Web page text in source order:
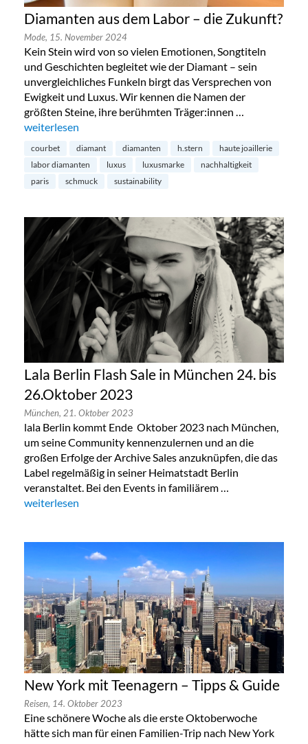
Diamanten aus dem Labor – die Zukunft?
Mode, 15. November 2024
Kein Stein wird von so vielen Emotionen, Songtiteln
und Geschichten begleitet wie der Diamant – sein
unvergleichliches Funkeln birgt das Versprechen von
Ewigkeit und Luxus. Wir kennen die Namen der
größten Steine, ihre berühmten Träger:innen …
„Diamanten aus dem Labor – die Zukunft?“
weiterlesen
courbet diamant diamanten h.stern
haute joaillerie
labor diamanten
luxus luxusmarke
nachhaltigkeit
paris
schmuck sustainability
Lala Berlin Flash Sale in München 24. bis
26.Oktober 2023
München, 21. Oktober 2023
lala Berlin kommt Ende Oktober 2023 nach München,
um seine Community kennenzulernen und an die
großen Erfolge der Archive Sales anzuknüpfen, die das
Label regelmäßig in seiner Heimatstadt Berlin
veranstaltet. Bei den Events in familiärem …
„Lala Berlin Flash Sale in München 24. bis 26.Oktober 2023“
weiterlesen
New York mit Teenagern – Tipps & Guide
Reisen, 14. Oktober 2023
Eine schönere Woche als die erste Oktoberwoche
hätte sich man für einen Familien-Trip nach New York